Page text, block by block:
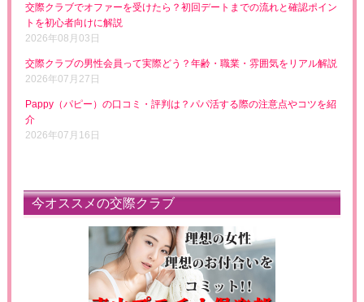
交際クラブでオファーを受けたら？初回デートまでの流れと確認ポイン
トを初心者向けに解説
2026年08月03日
交際クラブの男性会員って実際どう？年齢・職業・雰囲気をリアル解説
2026年07月27日
Pappy（パピー）の口コミ・評判は？パパ活する際の注意点やコツを紹
介
2026年07月16日
今オススメの交際クラブ